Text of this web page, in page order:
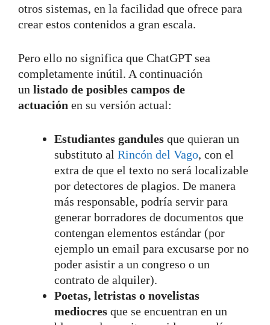
otros sistemas, en la facilidad que ofrece para
crear estos contenidos a gran escala.
Pero ello no significa que ChatGPT sea
completamente inútil. A continuación
un listado de posibles campos de
actuación en su versión actual:
Estudiantes gandules que quieran un
substituto al Rincón del Vago, con el
extra de que el texto no será localizable
por detectores de plagios. De manera
más responsable, podría servir para
generar borradores de documentos que
contengan elementos estándar (por
ejemplo un email para excusarse por no
poder asistir a un congreso o un
contrato de alquiler).
Poetas, letristas o novelistas
mediocres que se encuentran en un